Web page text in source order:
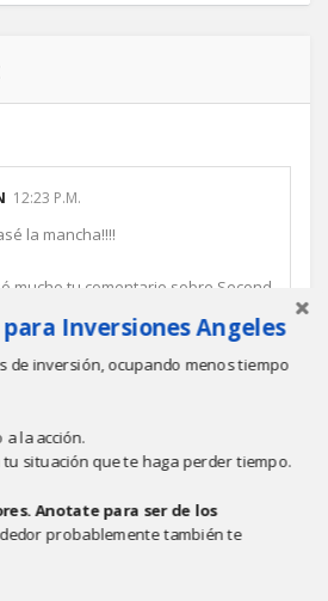
12:23 P.M.
la mancha!!!!
mucho tu comentario sobre Second
unas cuantas ideas de negocios
más importante es que ahora que
del código, creo que se pueden
más interesantes y rentables.
que al parecer Google está
una idea similar y creo que
Playstation 3 tiene un mundo virtual
Inversiones Angeles
de inversión, ocupando menos tiempo
la acción.
situación que te haga perder tiempo.
Anotate para ser de los
probablemente también te